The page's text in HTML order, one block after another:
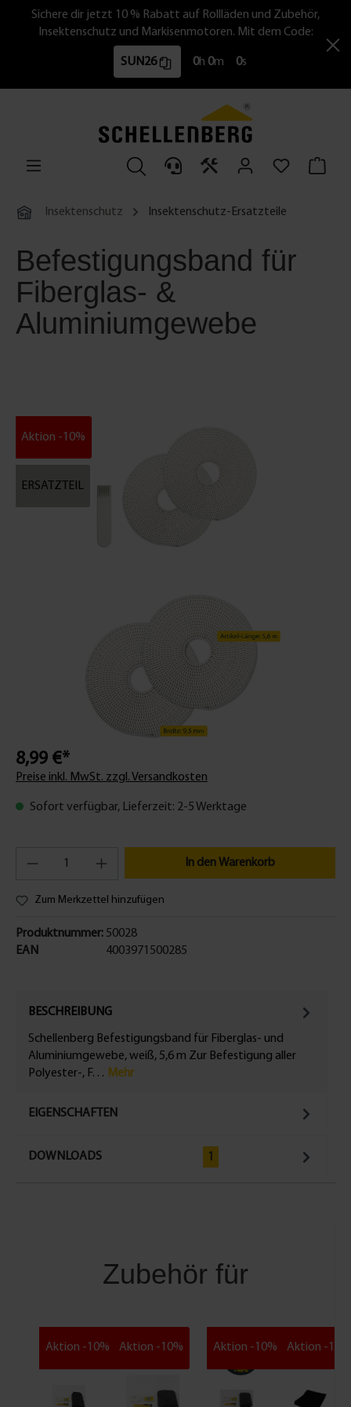
Sichere dir jetzt 10 % Rabatt auf Rollläden und Zubehör,
Insektenschutz und Markisenmotoren. Mit dem Code:
SUN26 0h 0m 0s
Insektenschutz Insektenschutz-Ersatzteile
Befestigungsband für
Fiberglas- &
Aluminiumgewebe
Aktion -10%
ERSATZTEIL
8,99 €*
Preise inkl. MwSt. zzgl. Versandkosten
Sofort verfügbar, Lieferzeit: 2-5 Werktage
In den Warenkorb
Zum Merkzettel hinzufügen
Produktnummer:
EAN
50028
4003971500285
BESCHREIBUNG
Schellenberg Befestigungsband für Fiberglas- und
Aluminiumgewebe, weiß, 5,6 m Zur Befestigung aller
Polyester-, F… Mehr
EIGENSCHAFTEN
DOWNLOADS 1
Zubehör für
Aktion -10% Aktion -10% Aktion -10% Aktion -10%